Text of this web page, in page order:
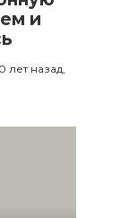
и
лет назад,